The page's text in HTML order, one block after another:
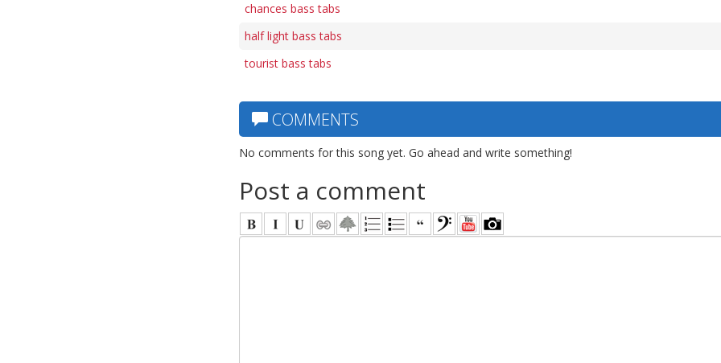
chances bass tabs
half light bass tabs
tourist bass tabs
COMMENTS
No comments for this song yet. Go ahead and write something!
Post a comment